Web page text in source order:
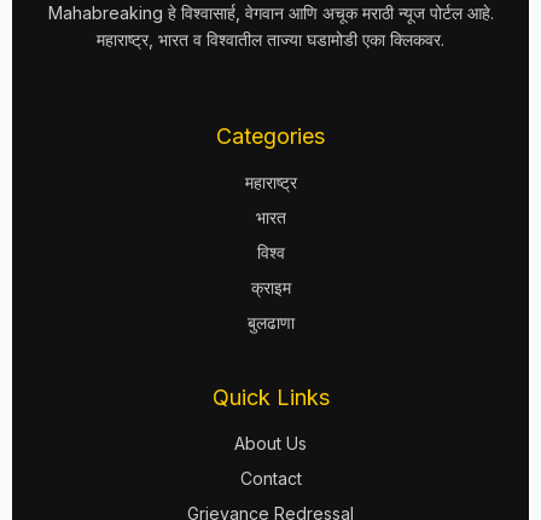
Mahabreaking हे विश्वासार्ह, वेगवान आणि अचूक मराठी न्यूज पोर्टल आहे.
महाराष्ट्र, भारत व विश्वातील ताज्या घडामोडी एका क्लिकवर.
Categories
महाराष्ट्र
भारत
विश्व
क्राइम
बुलढाणा
Quick Links
About Us
Contact
Grievance Redressal